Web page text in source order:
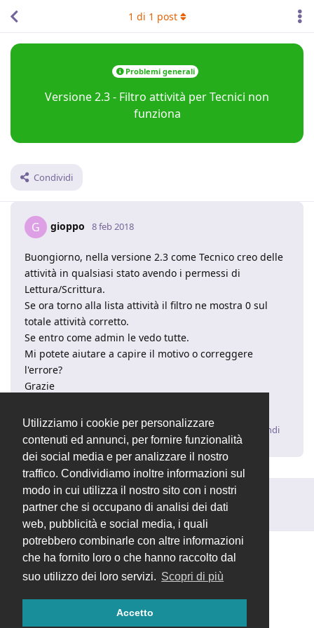
Utilizziamo i cookie per personalizzare
contenuti ed annunci, per fornire funzionalità
dei social media e per analizzare il nostro
traffico. Condividiamo inoltre informazioni sul
modo in cui utilizza il nostro sito con i nostri
partner che si occupano di analisi dei dati
web, pubblicità e social media, i quali
potrebbero combinarle con altre informazioni
che ha fornito loro o che hanno raccolto dal
suo utilizzo dei loro servizi. Scopri di più
Accetto
Problemi generali
Versione 2.3 - Filtro attività per Tecnici non
funziona
Condividi
1 di 1 post
G gioppo 8 feb 2018
Buongiorno, nella versione 2.3 come Tecnico creo delle
attività in qualsiasi stato avendo i permessi di
Lettura/Scrittura.
Se ora torno alla lista attività il filtro ne mostra 0 sul
totale attività corretto.
Se entro come admin le vedo tutte.
Mi potete aiutare a capire il motivo o correggere
l'errore?
Grazie
Rispondi
Rispondi alla discussione...